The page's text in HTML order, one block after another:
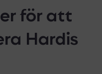
för att
Hardis